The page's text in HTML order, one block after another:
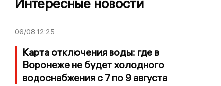
Интересные новости
06/08 12:25
Карта отключения воды: где в
Воронеже не будет холодного
водоснабжения с 7 по 9 августа